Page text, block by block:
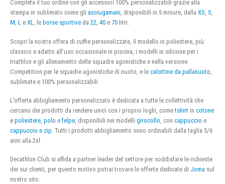
Completa il tuo ordine con gli accessori 100% personalizzabili grazie alla
stampa in sublimato come gli asciugamani, disponibili in 5 misure, dalla XS, S,
M, L e XL, le borse sportive da 22, 40 e 70 litri.
Scopri la nostra offera di cuffie personalizzate, il modello in poliestere, più
classico e adatto all’uso occasionale in piscina, i modelli in silicone per i
triathlon e gli allenamento delle squadre agonistiche e nella versione
Competition per le squadre agonistiche di nuoto, e le calottine da pallanuoto
sublimate e 100% personalizzabili
L’offerta abbigliamento personalizzato è dedicata a tutte le collettività che
cercano dei prodotti da rendere unici con i proprio loghi, cometshirt in cotone
e poliestere polo e felpe , disponibili nei modelli girocollo , con cappuccio e
cappuccio e zip . Tutti i prodotti abbigliamento sono ordinabili dalla taglia 5/6
anni alla 2xl.
Decathlon Club si affida a partner leader del settore per soddisfare le richieste
dei sui clienti, per questo motivo potrai trovare le offerte dedicate di Joma sul
nostro sito.